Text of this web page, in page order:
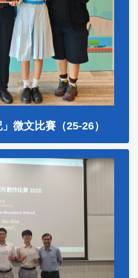
微文比賽（25-26）